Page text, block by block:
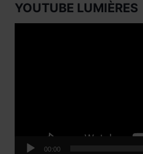
YOUTUBE LUMIÈRES
00:00